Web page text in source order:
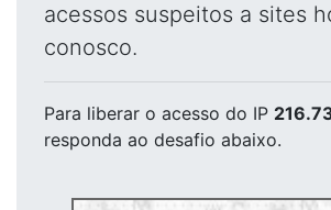
acessos suspeitos a sites
conosco.
Para liberar o acesso do IP
responda ao desafio abaixo.